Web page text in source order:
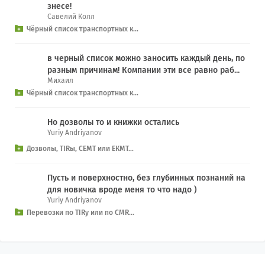
знесе!
Савелий Колл
Чёрный список транспортных к...
в черный список можно заносить каждый день, по
разным причинам! Компании эти все равно раб...
Михаил
Чёрный список транспортных к...
Но дозволы то и книжки остались
Yuriy Andriyanov
Дозволы, TIRы, СЕМТ или ЕКМТ...
Пусть и поверхностно, без глубинных познаний на
для новичка вроде меня то что надо )
Yuriy Andriyanov
Перевозки по TIRу или по CMR...